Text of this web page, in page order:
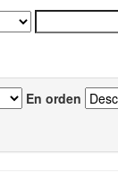
En orden